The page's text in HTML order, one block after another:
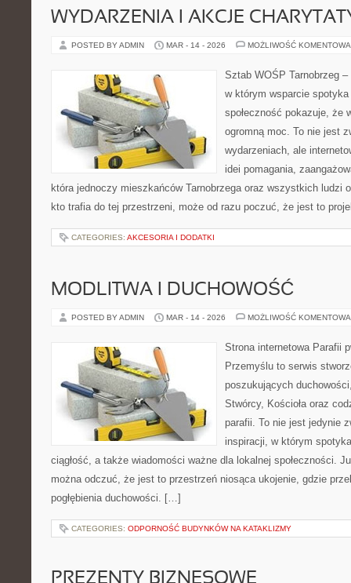
WYDARZENIA I AKCJE
POSTED BY ADMIN MAR - 14 - 2026 MOŻLIWOŚĆ
Sztab WOŚP Tarnobrzeg
w którym wsparcie
społeczność pokazuje, że
ogromną moc. To nie jest
wydarzeniach, ale
idei pomagania,
która jednoczy mieszkańców Tarnobrzega oraz wszystkich ludzi
kto trafia do tej przestrzeni, może od razu poczuć, że jest to
CATEGORIES: AKCESORIA I DODATKI
MODLITWA I DUCHOWOŚĆ
POSTED BY ADMIN MAR - 14 - 2026 MOŻLIWOŚĆ
Strona internetowa Parafii
Przemyślu to serwis
poszukujących
Stwórcy, Kościoła oraz
parafii. To nie jest jedynie
inspiracji, w którym
ciągłość, a także wiadomości ważne dla lokalnej społeczności.
można odczuć, że jest to przestrzeń niosąca ukojenie, gdzie
pogłębienia duchowości. […]
CATEGORIES: ODPORNOŚĆ BUDYNKÓW NA KATAKLIZMY
PREZENTY BIZNESOWE